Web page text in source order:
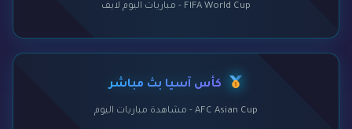
FIFA World Cup - مباريات اليوم لايف
كأس آسيا بث مباشر
AFC Asian Cup - مشاهدة مباريات اليوم